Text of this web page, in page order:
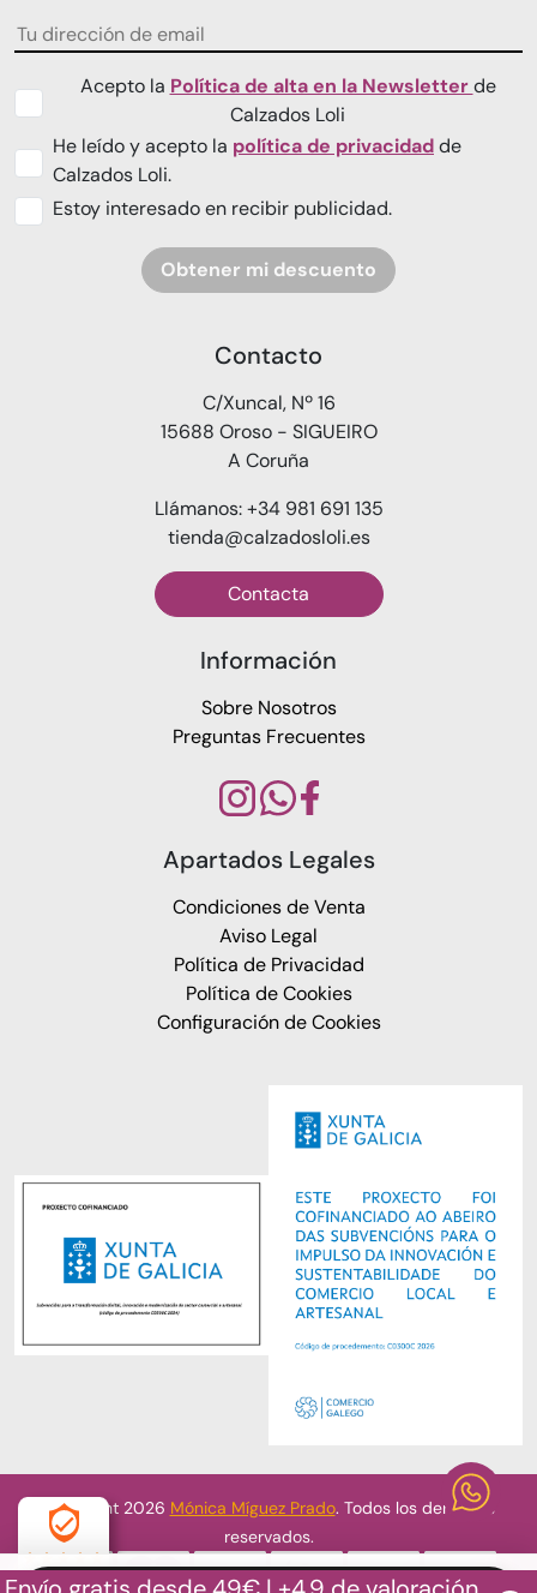
Acepto la Política de alta en la Newsletterde
Calzados Loli
He leído y acepto la política de privacidadde
Calzados Loli.
Estoy interesado en recibir publicidad.
Obtener mi descuento
Contacto
C/Xuncal, Nº 16
15688 Oroso - SIGUEIRO
A Coruña
Llámanos: +34 981 691 135
tienda@calzadosloli.es
Contacta
Información
Sobre Nosotros
Preguntas Frecuentes
Apartados Legales
Condiciones de Venta
Aviso Legal
Política de Privacidad
Política de Cookies
Configuración de Cookies
Copyright 2026 Mónica Míguez Prado. Todos los derechos
reservados.
4.9